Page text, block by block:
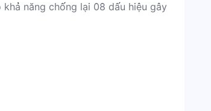
năng chống lại 08 dấu hiệu gây